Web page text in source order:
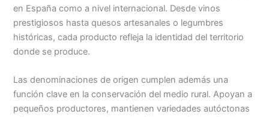
en España como a nivel internacional. Desde vinos
prestigiosos hasta quesos artesanales o legumbres
históricas, cada producto refleja la identidad del territorio
donde se produce.
Las denominaciones de origen cumplen además una
función clave en la conservación del medio rural. Apoyan a
pequeños productores, mantienen variedades autóctonas